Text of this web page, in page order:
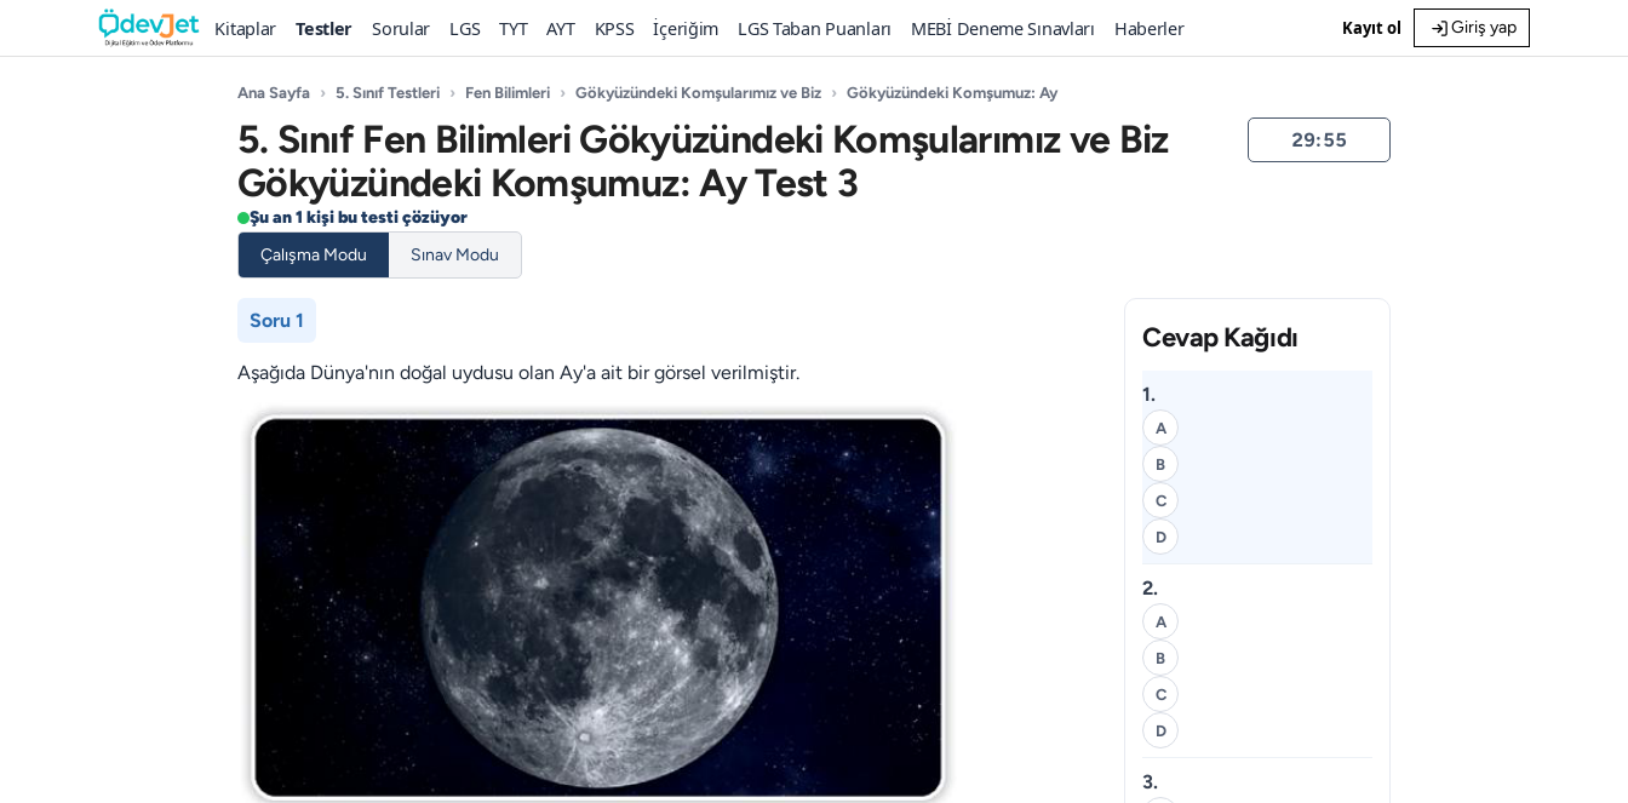
Kitaplar Testler Sorular LGS TYT AYT KPSS İçeriğim LGS Taban Puanları MEBİ Deneme Sınavları Haberler Kayıt ol Giriş yap
Ana Sayfa › 5. Sınıf Testleri › Fen Bilimleri › Gökyüzündeki Komşularımız ve Biz › Gökyüzündeki Komşumuz: Ay
5. Sınıf Fen Bilimleri Gökyüzündeki Komşularımız ve Biz
Gökyüzündeki Komşumuz: Ay Test 3
Şu an 1 kişi bu testi çözüyor
Çalışma Modu
Sınav Modu
29:54
Soru 1
Aşağıda Dünya'nın doğal uydusu olan Ay'a ait bir görsel verilmiştir.
Cevap Kağıdı
1.
A
B
C
D
2.
A
B
C
D
3.